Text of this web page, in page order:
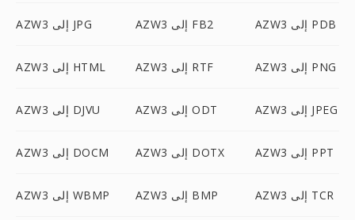
AZW3 إلى JPG AZW3 إلى FB2 AZW3 إلى PDB
AZW3 إلى HTML AZW3 إلى RTF AZW3 إلى PNG
AZW3 إلى DJVU AZW3 إلى ODT AZW3 إلى JPEG
AZW3 إلى DOCM AZW3 إلى DOTX AZW3 إلى PPT
AZW3 إلى WBMP AZW3 إلى BMP AZW3 إلى TCR